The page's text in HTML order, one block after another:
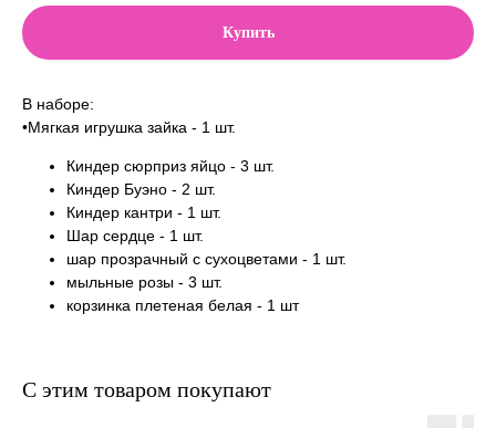
Купить
В наборе:
•Мягкая игрушка зайка - 1 шт.
Киндер сюрприз яйцо - 3 шт.
Киндер Буэно - 2 шт.
Киндер кантри - 1 шт.
Шар сердце - 1 шт.
шар прозрачный с сухоцветами - 1 шт.
мыльные розы - 3 шт.
корзинка плетеная белая - 1 шт
С этим товаром покупают